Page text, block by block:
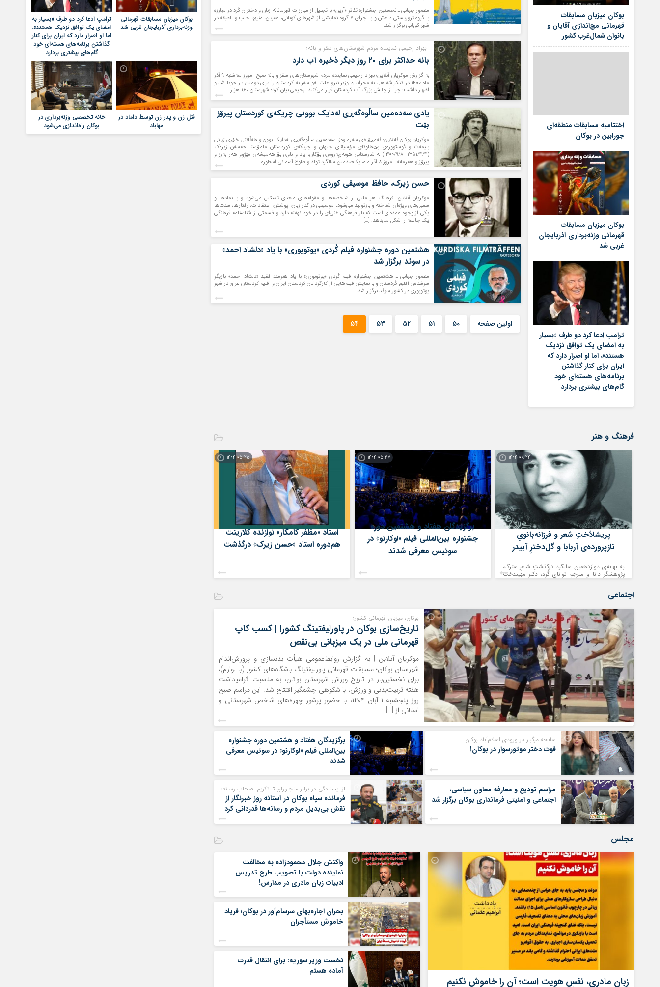
منصور جهانی ـ نخستین جشنواره تئاتر «آرین» با تجلیل از مبارزات قهرمانانه زنان و دختران کُرد در مبارزه
با گروه تروریستی داعش و با اجرای 7 گروه نمایشی از شهرهای کوبانی، عفرین، منبج، حلب و الطبقه در
شهر کوبانی برگزار شد.
بهزاد رحیمی نماینده مردم شهرستان‌های سقز و بانه؛
بانه حداکثر برای ۲۰ روز دیگر ذخیره آب دارد
به گزارش موکریان آنلاین؛ بهزاد رحیمی نماینده مردم شهرستان‌های سقز و بانه صبح امروز سه‌شنبه ۹ آذر
ماه ۱۴۰۰ در تذکر شفاهی به محرابیان وزیر نیرو علت لغو سفر به کردستان را برای دومین بار جویا شد و
اظهار داشت: چرا از چالش بزرگ آب کردستان فرار می‌کنید. رحیمی بیان کرد: شهرستان ۱۶۰ هزار […]
یادی سه‌ده‌مین ساڵوه‌گه‌ڕی له‌دایک بوونی چریکه‌ی کوردستان پیرۆز
بێت
موکریان بوکان ئانلاین؛ ئه‌مڕۆ ۸ی سه‌رماوه‌ز، سه‌ده‌مین ساڵوه‌گه‌ڕی له‌دایک بوون و هه‌ڵاتنی خۆری ژیانی
بلیمه‌ت و ئوستووره‌ی بێ‌هاوتای مۆسیقای جیهان و چریکه‌ی کوردستان مامۆستا حه‌سه‌ن زیره‌ک
(۱۳۵۱/۴/۴- ۱۳۰۰/۹/۸) له‌ شارستانی هونه‌رپه‌روه‌ری بۆکان، یاد و ناوی بۆ هه‌میشه‌ی مێژوو هه‌ر به‌رز و
پیرۆز و هه‌رمانه‌. امروز ۸ ‌آذر ماه، یک‌صدمین سالگرد تولد و طلوع آسمانی اسطوره […]
حسن زیرک، حافظ موسیقی کوردی
موکریان آنلاین؛ فرهنگ هر ملتی از شاخصه‌ها و مقوله‌های متعدی تشکیل می‌شود و با نمادها و
سمبل‌های ویژه‌ای شناخته و بازتولید می‌شود. موسیقی در کنار زبان، پوشش، اعتقادات، ‌رفتارها، سنت‌ها
یکی از وجوه عمده‌ای است که بار فرهنگی غنی‌ای را در خود نهفته دارد و قسمتی از شناسنامه فرهنگی
یک جامعه را شکل می‌دهد. […]
هشتمین دوره جشنواره فیلم کُردی «یوتوبوری» با یاد «دلشاد احمد»
در سوئد برگزار ‌شد
منصور جهانی ـ هشتمین جشنواره فیلم کُردی «یوتوبوری» با یاد هنرمند فقید «دلشاد احمد» بازیگر
سرشناس اقلیم کُردستان و با نمایش فیلم‌هایی از کارگردانان کردستان ایران و اقلیم کردستان عراق در شهر
یوتوبوری در کشور سوئد برگزار ‌شد.
اولین صفحه 50
51
52
53
54
بوکان میزبان مسابقات
قهرمانی مچ‌اندازی آقایان و
بانوان شمال‌غرب کشور
اختتامیه مسابقات منطقه‌ای
جورابین در بوکان
بوکان میزبان مسابقات
قهرمانی وزنه‌برداری آذربایجان
غربی شد
ترامپ ادعا کرد دو طرف «بسیار
به امضای یک توافق نزدیک
هستند»، اما او اصرار دارد که
ایران برای کنار گذاشتن
برنامه‌های هسته‌ای خود
گام‌های بیشتری بردارد
فرهنگ و هنر
1404-08-24
پریشادُختِ شعر و فرزانە‌بانویِ
نازپروردەی آربابا و گل‌دخترِ آبیدر
به بهانه‌ی دوازدهمین سالگرد درگذشتِ شاعرِ سترگ،
پژوهشگرِ دانا و مترجمِ توانای کُرد، دکتر مهیندخت
1404-05-27
برگزیدگان هفتاد و هشتمین دوره
جشنواره بین‌المللی فیلم «لوکارنو» در
سوئیس معرفی شدند
موکریان آنلاین | منصور جهانی ـ برگزیدگان
«یوزپلنگ طلایی» بهترین فیلم را گرفت. مراسم
اختتامییه هفتاد و هشتمین دوره جشنواره بین‌المللی
فیلم «لوکارنو» Locarno، شنبه ۲۵ مرداد ماه جاری
(۱۶ آگوست […]
1404-05-25
استاد «مظفر کامگار» نوازنده کلارینت
هم‌دوره استاد «حسن زیرک» درگذشت
موکریان آنلاین | استاد «مظفر کامگار» پیشکسوت
طی یک دوره بیماری روز پنج‌شنبه در شهر سنندج
[…]
اجتماعی
بوکان، میزبان قهرمانی کشور؛
تاریخ‌سازی بوکان در پاورلیفتینگ کشور! | کسب کاپ
قهرمانی ملی در یک میزبانی بی‌نقص
موکریان آنلاین | به گزارش روابط‌عمومی هیأت بدنسازی و پرورش‌اندام
شهرستان بوکان؛ مسابقات قهرمانی پاورلیفتینگ باشگاه‌های کشور (با لوازم)،
برای نخستین‌بار در تاریخ ورزش شهرستان بوکان، به مناسبت گرامیداشت
هفته تربیت‌بدنی و ورزش، با شکوهی چشمگیر افتتاح شد. این مراسم صبح
روز پنجشنبه ۱ آبان ۱۴۰۴، با حضور پرشور چهره‌های شاخص شهرستانی و
استانی از […]
سانحه مرگبار در ورودی اسلام‌آباد بوکان
فوت دختر موتورسوار در بوکان!
برگزیدگان هفتاد و هشتمین دوره جشنواره
بین‌المللی فیلم «لوکارنو» در سوئیس معرفی
شدند
مراسم تودیع و معارفه معاون سیاسی،
اجتماعی و امنیتی فرمانداری بوکان برگزار شد
از ایستادگی در برابر متجاوزان تا تکریم اصحاب رسانه؛
فرمانده سپاه بوکان در آستانه روز خبرنگار از
نقش بی‌بدیل مردم و رسانه‌ها قدردانی کرد
مجلس
زبان مادری، نفسِ هویت است؛ آن را خاموش نکنیم
واکنش جلال محمودزاده به مخالفت
نماینده دولت با تصویب طرح تدریس
ادبیات زبان مادری در مدارس!
بحران اجاره‌بهای سرسام‌آور در بوکان؛ فریاد
خاموش مستأجران
نخست وزیر سوریه: برای انتقال قدرت
آماده هستم
بوکان میزبان مسابقات قهرمانی
وزنه‌برداری آذربایجان غربی شد
ترامپ ادعا کرد دو طرف «بسیار به
امضای یک توافق نزدیک هستند»،
اما او اصرار دارد که ایران برای کنار
گذاشتن برنامه‌های هسته‌ای خود
گام‌های بیشتری بردارد
قتل زن و پدر زن توسط داماد در
مهاباد
خانه تخصصی وزنه‌برداری در
بوکان راه‌اندازی می‌شود